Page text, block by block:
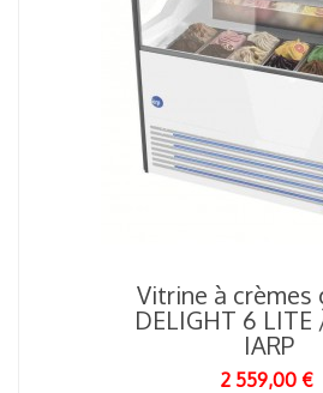
Vitrine à crèmes
DELIGHT 6 LITE
IARP
2 559,00 €